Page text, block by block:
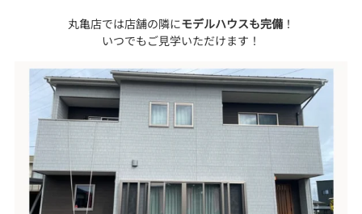
丸亀店では店舗の隣にモデルハウスも完備 ！
いつでもご見学いただけます！